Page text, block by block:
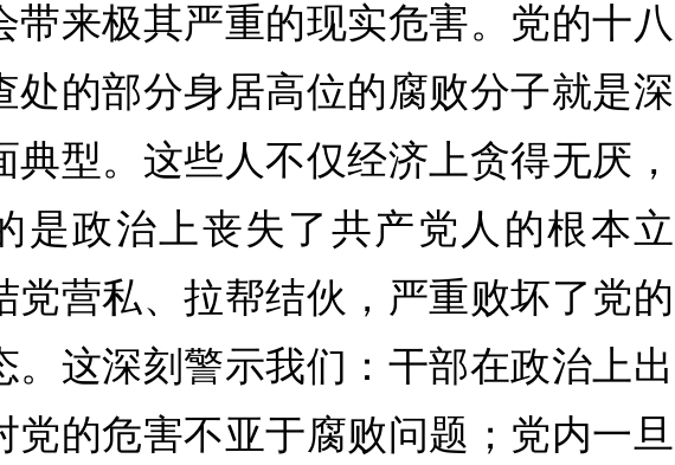
带来极其严重的现实危害。党的十八
处的部分身居高位的腐败分子就是深
典型。这些人不仅经济上贪得无厌，
是政治上丧失了共产党人的根本立
党营私、拉帮结伙，严重败坏了党的
。这深刻警示我们：干部在政治上出
党的危害不亚于腐败问题；党内一旦